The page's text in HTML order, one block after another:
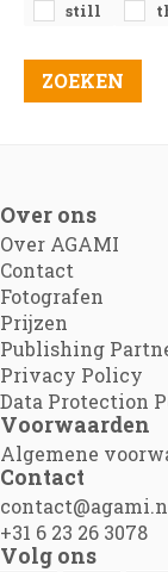
still
Over ons
Over AGAMI
Contact
Fotografen
Prijzen
Publishing
Privacy Policy
Data Protection
Voorwaarden
Algemene
Contact
+31 6 23 26 3078
Volg ons